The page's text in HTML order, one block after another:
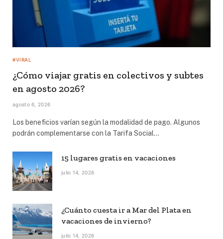
#VIRAL
¿Cómo viajar gratis en colectivos y subtes
en agosto 2026?
agosto 6, 2026
Los beneficios varían según la modalidad de pago. Algunos
podrán complementarse con la Tarifa Social…
15 lugares gratis en vacaciones
julio 14, 2026
¿Cuánto cuesta ir a Mar del Plata en
vacaciones de invierno?
julio 14, 2026